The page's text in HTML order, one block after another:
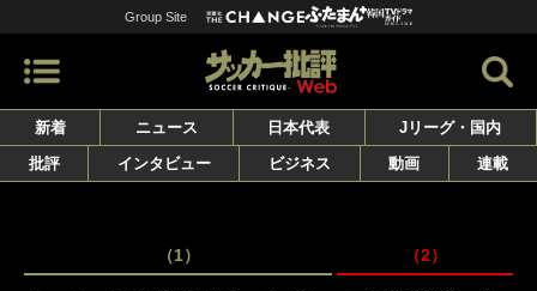
Group Site
新着 ニュース 日本代表
Jリーグ・国内
批評
インタビュー ビジネス 動画 連載
（1） （2）